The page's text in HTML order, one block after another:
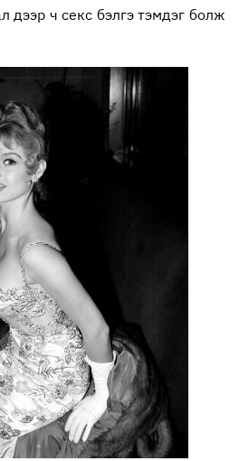
дээр ч секс бэлгэ тэмдэг болж